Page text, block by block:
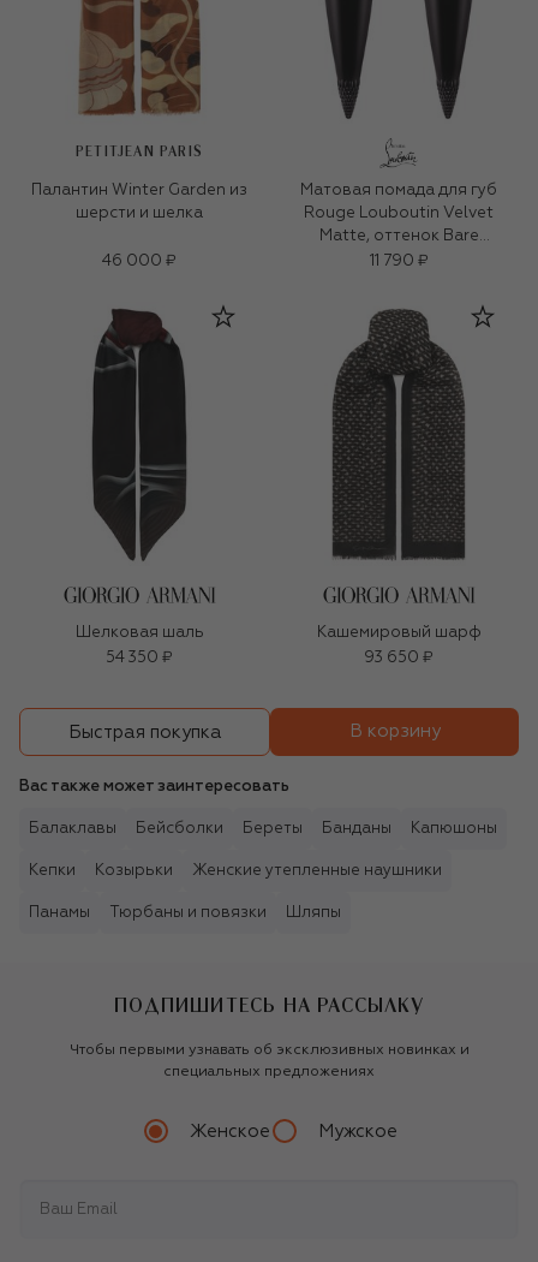
PETITJEAN PARIS
Палантин Winter Garden из
шерсти и шелка
46 000 ₽
Матовая помада для губ
Rouge Louboutin Velvet
Matte, оттенок Bare
Rococotte
11 790 ₽
Шелковая шаль
54 350 ₽
Кашемировый шарф
93 650 ₽
Быстрая покупка В корзину
Вас также может заинтересовать
Балаклавы Бейсболки Береты Банданы Капюшоны
Кепки Козырьки Женские утепленные наушники
Панамы Тюрбаны и повязки Шляпы
ПОДПИШИТЕСЬ НА РАССЫЛКУ
Чтобы первыми узнавать об эксклюзивных новинках и
специальных предложениях
Женское Мужское